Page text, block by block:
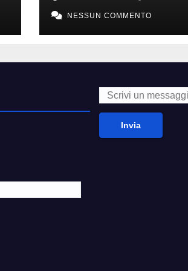
diedi alla moda’
NESSUN COMMENTO
Invia